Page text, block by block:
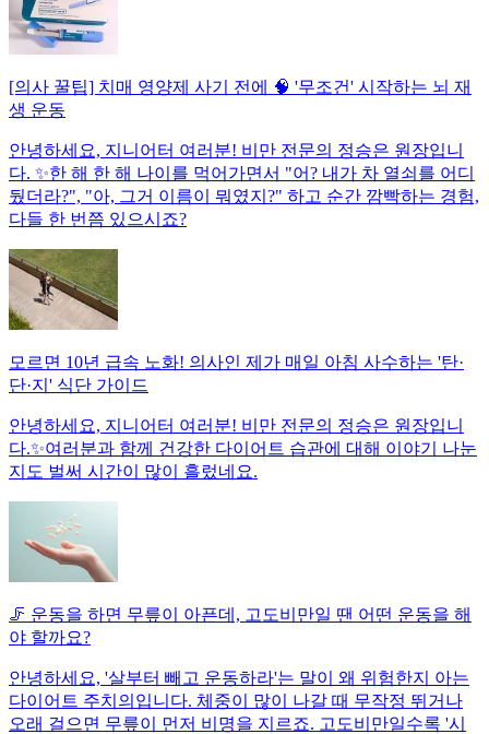
[의사 꿀팁] 치매 영양제 사기 전에 🧠 '무조건' 시작하는 뇌 재
생 운동
안녕하세요, 지니어터 여러분! 비만 전문의 정승은 원장입니
다. ✨한 해 한 해 나이를 먹어가면서 "어? 내가 차 열쇠를 어디
뒀더라?", "아, 그거 이름이 뭐였지?" 하고 순간 깜빡하는 경험,
다들 한 번쯤 있으시죠?
모르면 10년 급속 노화! 의사인 제가 매일 아침 사수하는 '탄·
단·지' 식단 가이드
안녕하세요, 지니어터 여러분! 비만 전문의 정승은 원장입니
다.✨여러분과 함께 건강한 다이어트 습관에 대해 이야기 나눈
지도 벌써 시간이 많이 흘렀네요.
🦵 운동을 하면 무릎이 아픈데, 고도비만일 땐 어떤 운동을 해
야 할까요?
안녕하세요, '살부터 빼고 운동하라'는 말이 왜 위험한지 아는
다이어트 주치의입니다. 체중이 많이 나갈 때 무작정 뛰거나
오래 걸으면 무릎이 먼저 비명을 지르죠. 고도비만일수록 '시